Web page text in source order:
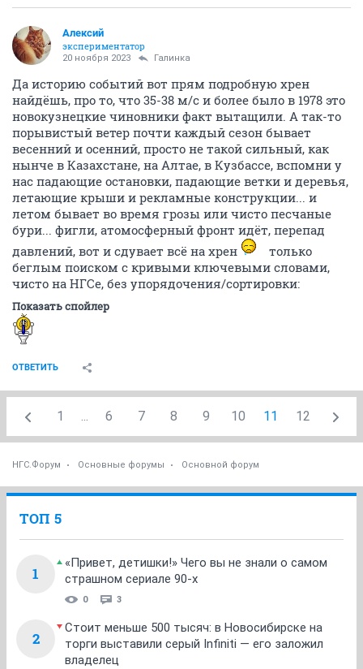
Алексий
экспериментатор
20 ноября 2023 Галинка
Да историю событий вот прям подробную хрен
найдёшь, про то, что 35-38 м/с и более было в 1978 это
новокузнецкие чиновники факт вытащили. А так-то
порывистый ветер почти каждый сезон бывает
весенний и осенний, просто не такой сильный, как
нынче в Казахстане, на Алтае, в Кузбассе, вспомни у
нас падающие остановки, падающие ветки и деревья,
летающие крыши и рекламные конструкции... и
летом бывает во время грозы или чисто песчаные
бури... фигли, атомосферный фронт идёт, перепад
давлений, вот и сдувает всё на хрен
только
беглым поиском с кривыми ключевыми словами,
чисто на НГСе, без упорядочения/сортировки:
Показать спойлер
ОТВЕТИТЬ
1 ... 6 7 8 9 10 11 12
НГС.Форум Основные форумы Основной форум
ТОП 5
1
«Привет, детишки!» Чего вы не знали о самом
страшном сериале 90-х
0 3
2
Стоит меньше 500 тысяч: в Новосибирске на
торги выставили серый Infiniti — его заложил
владелец